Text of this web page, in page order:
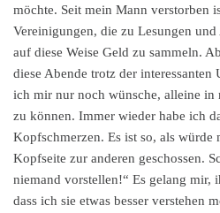
möchte. Seit mein Mann verstorben
Vereinigungen, die zu Lesungen
auf diese Weise Geld zu sammeln.
diese Abende trotz der interessanten
ich mir nur noch wünsche, alleine in
zu können. Immer wieder habe ich
Kopfschmerzen. Es ist so, als
Kopfseite zur anderen geschossen.
niemand vorstellen!“ Es gelang mir,
dass ich sie etwas besser verstehen